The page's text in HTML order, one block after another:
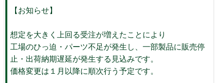
【お知らせ】
想定を大きく上回る受注が増えたことにより
工場のひっ迫・パーツ不足が発生し、一部製品に販売停
止・出荷納期遅延が発生する見込みです。
価格変更は１月以降に順次行う予定です。